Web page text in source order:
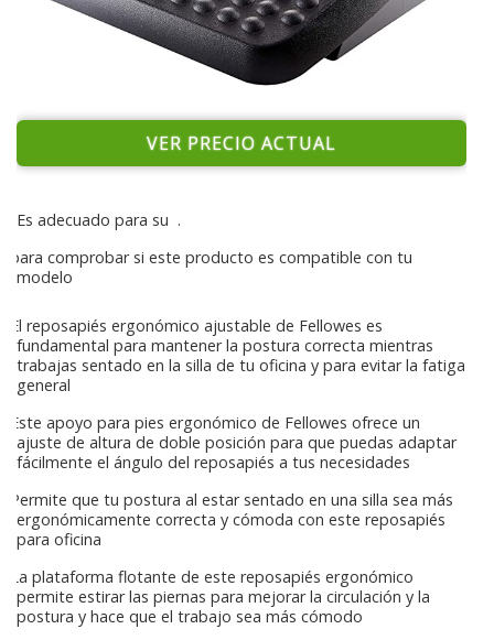
VER PRECIO ACTUAL
Es adecuado para su .
para comprobar si este producto es compatible con tu
modelo
El reposapiés ergonómico ajustable de Fellowes es
fundamental para mantener la postura correcta mientras
trabajas sentado en la silla de tu oficina y para evitar la fatiga
general
Este apoyo para pies ergonómico de Fellowes ofrece un
ajuste de altura de doble posición para que puedas adaptar
fácilmente el ángulo del reposapiés a tus necesidades
Permite que tu postura al estar sentado en una silla sea más
ergonómicamente correcta y cómoda con este reposapiés
para oficina
La plataforma flotante de este reposapiés ergonómico
permite estirar las piernas para mejorar la circulación y la
postura y hace que el trabajo sea más cómodo